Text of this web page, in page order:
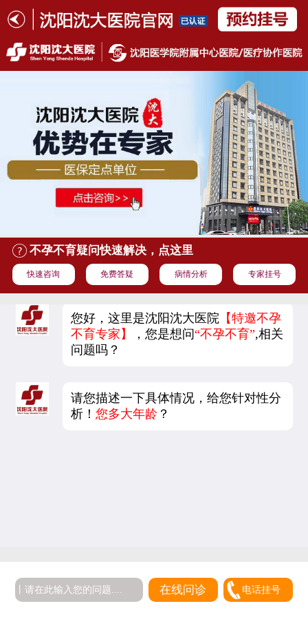
不孕不育疑问快速解决，点这里
快速咨询 免费答疑 病情分析 专家挂号
您好，这里是沈阳沈大医院 【特邀不孕
不育专家】
，您是想问“不孕不育”,相关
问题吗？
请您描述一下具体情况，给您针对性分
析！您多大年龄 ？
在线问诊 电话挂号